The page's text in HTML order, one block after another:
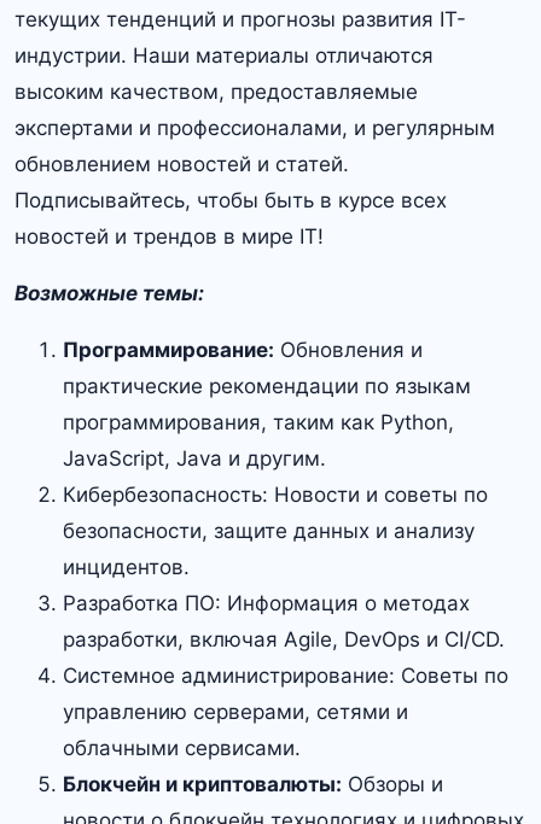
текущих тенденций и прогнозы развития IT-
индустрии. Наши материалы отличаются
высоким качеством, предоставляемые
экспертами и профессионалами, и регулярным
обновлением новостей и статей.
Подписывайтесь, чтобы быть в курсе всех
новостей и трендов в мире IT!
Возможные темы:
Программирование: Обновления и
практические рекомендации по языкам
программирования, таким как Python,
JavaScript, Java и другим.
Кибербезопасность: Новости и советы по
безопасности, защите данных и анализу
инцидентов.
Разработка ПО: Информация о методах
разработки, включая Agile, DevOps и CI/CD.
Системное администрирование: Советы по
управлению серверами, сетями и
облачными сервисами.
Блокчейн и криптовалюты: Обзоры и